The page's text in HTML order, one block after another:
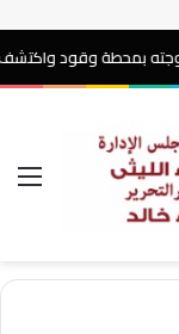
واكتشف غيابها بعد 6